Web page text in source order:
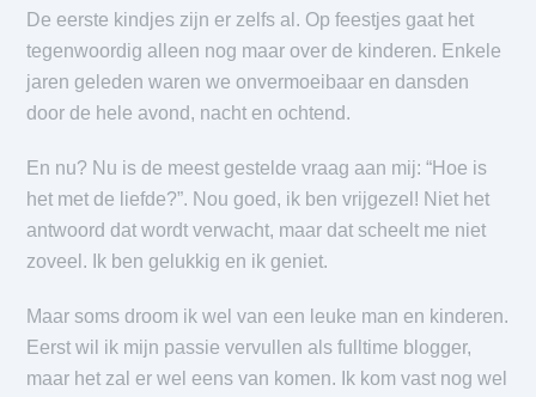
De eerste kindjes zijn er zelfs al. Op feestjes gaat het
tegenwoordig alleen nog maar over de kinderen. Enkele
jaren geleden waren we onvermoeibaar en dansden
door de hele avond, nacht en ochtend.
En nu? Nu is de meest gestelde vraag aan mij: “Hoe is
het met de liefde?”. Nou goed, ik ben vrijgezel! Niet het
antwoord dat wordt verwacht, maar dat scheelt me niet
zoveel. Ik ben gelukkig en ik geniet.
Maar soms droom ik wel van een leuke man en kinderen.
Eerst wil ik mijn passie vervullen als fulltime blogger,
maar het zal er wel eens van komen. Ik kom vast nog wel